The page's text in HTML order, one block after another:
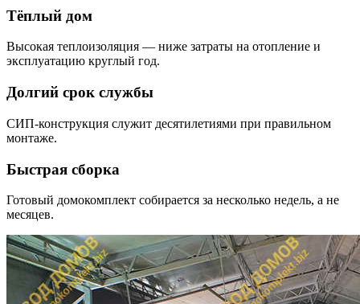
Тёплый дом
Высокая теплоизоляция — ниже затраты на отопление и
эксплуатацию круглый год.
Долгий срок службы
СИП-конструкция служит десятилетиями при правильном
монтаже.
Быстрая сборка
Готовый домокомплект собирается за несколько недель, а не
месяцев.